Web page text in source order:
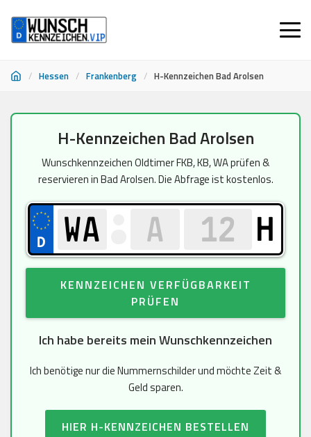
/ Hessen / Frankenberg / H-Kennzeichen Bad Arolsen
springen
H-Kennzeichen Bad Arolsen
Wunschkennzeichen Oldtimer FKB, KB, WA prüfen &
reservieren in Bad Arolsen. Die Abfrage ist kostenlos.
H
KENNZEICHEN VERFÜGBARKEIT
PRÜFEN
Ich habe bereits mein Wunschkennzeichen
Ich benötige nur die Nummernschilder und möchte Zeit &
Geld sparen.
HIER H-KENNZEICHEN BESTELLEN